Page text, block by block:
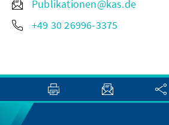
Publikationen@kas.de
+49 30 26996-3375